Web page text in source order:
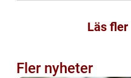
Läs
Fler nyheter